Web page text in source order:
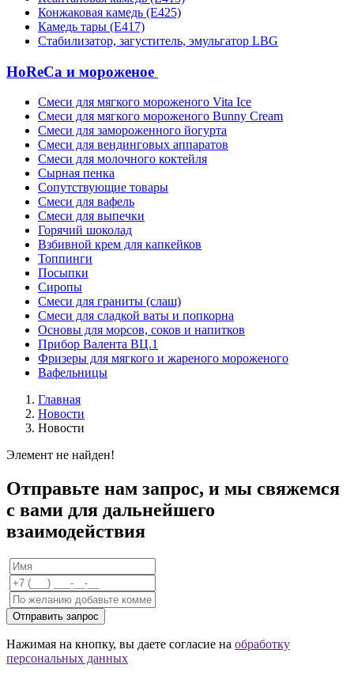
Конжаковая камедь (Е425)
Камедь тары (Е417)
Стабилизатор, загуститель, эмульгатор LBG
HoReCa и мороженое
Смеси для мягкого мороженого Vita Ice
Смеси для мягкого мороженого Bunny Cream
Смеси для замороженного йогурта
Смеси для вендинговых аппаратов
Смеси для молочного коктейля
Сырная пенка
Сопутствующие товары
Смеси для вафель
Смеси для выпечки
Горячий шоколад
Взбивной крем для капкейков
Топпинги
Посыпки
Сиропы
Смеси для граниты (слаш)
Смеси для сладкой ваты и попкорна
Основы для морсов, соков и напитков
Прибор Валента ВЦ.1
Фризеры для мягкого и жареного мороженого
Вафельницы
Главная
Новости
Новости
Элемент не найден!
Отправьте нам запрос, и мы свяжемся
с вами для дальнейшего
взаимодействия
Отправить запрос
Нажимая на кнопку, вы даете согласие на обработку
персональных данных